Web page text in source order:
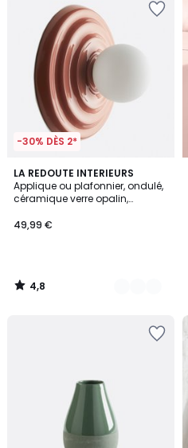
-30% DÈS 2*
LA REDOUTE INTERIEURS
Applique ou plafonnier, ondulé,
céramique verre opalin,
49,99 €
4,8
/ 5
4
Couleurs
4,8
/